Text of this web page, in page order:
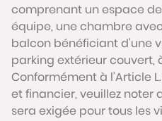
comprenant un espace
équipe, une chambre
balcon bénéficiant d'une
parking extérieur couvert,
Conformément à l'Article
et financier, veuillez noter
sera exigée pour tous les